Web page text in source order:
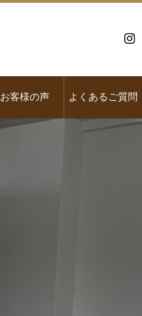
お客様の声 よくあるご質問